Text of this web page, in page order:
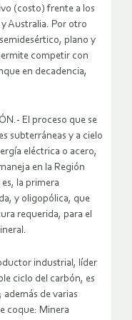
(costo) frente a los
Australia. Por otro
plano y
competir con
en decadencia,
El proceso que se
subterráneas y a cielo
eléctrica o acero,
en la Región
la primera
y oligopólica, que
requerida, para el
industrial, líder
ciclo del carbón, es
de varias
coque: Minera